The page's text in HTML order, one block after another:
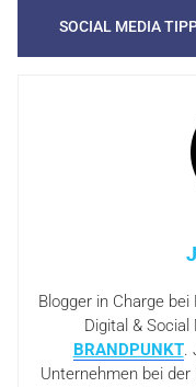
Blogger in Charge bei
Digital &
BRANDPUNKT.
Unternehmen bei der